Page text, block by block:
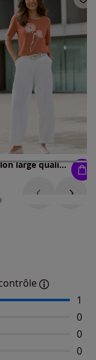
Pantalon large qualité jean légère et estivale
1
0
0
0